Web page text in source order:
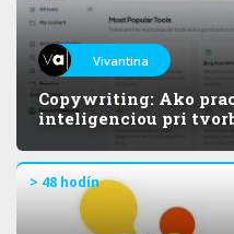
Vivantina
Copywriting: Ako
inteligenciou pri
> 48 hodín